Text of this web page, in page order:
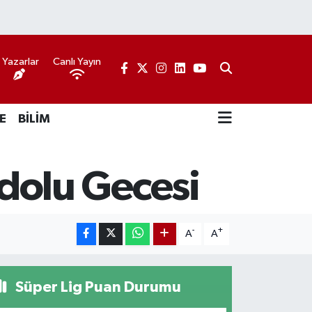
Yazarlar Canlı Yayın
BİLİM
Gecesi
A- A+
Süper Lig Puan Durumu